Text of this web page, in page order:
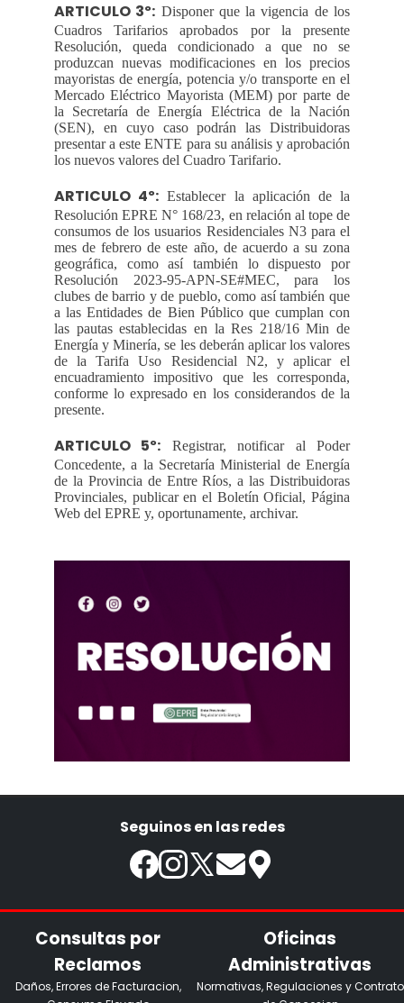
ARTICULO 3º: Disponer que la vigencia de los
Cuadros Tarifarios aprobados por la presente
Resolución, queda condicionado a que no se
produzcan nuevas modificaciones en los precios
mayoristas de energía, potencia y/o transporte en el
Mercado Eléctrico Mayorista (MEM) por parte de
la Secretaría de Energía Eléctrica de la Nación
(SEN), en cuyo caso podrán las Distribuidoras
presentar a este ENTE para su análisis y aprobación
los nuevos valores del Cuadro Tarifario.
ARTICULO 4º: Establecer la aplicación de la
Resolución EPRE N° 168/23, en relación al tope de
consumos de los usuarios Residenciales N3 para el
mes de febrero de este año, de acuerdo a su zona
geográfica, como así también lo dispuesto por
Resolución 2023-95-APN-SE#MEC, para los
clubes de barrio y de pueblo, como así también que
a las Entidades de Bien Público que cumplan con
las pautas establecidas en la Res 218/16 Min de
Energía y Minería, se les deberán aplicar los valores
de la Tarifa Uso Residencial N2, y aplicar el
encuadramiento impositivo que les corresponda,
conforme lo expresado en los considerandos de la
presente.
ARTICULO 5º: Registrar, notificar al Poder
Concedente, a la Secretaría Ministerial de Energía
de la Provincia de Entre Ríos, a las Distribuidoras
Provinciales, publicar en el Boletín Oficial, Página
Web del EPRE y, oportunamente, archivar.
Seguinos en las redes
Consultas por
Reclamos
Daños, Errores de Facturacion,
Oficinas
Administrativas
Normativas, Regulaciones y Contrato